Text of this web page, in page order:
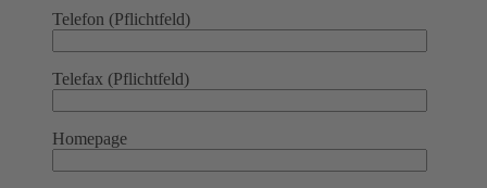
Telefon (Pflichtfeld)
Telefax (Pflichtfeld)
Homepage